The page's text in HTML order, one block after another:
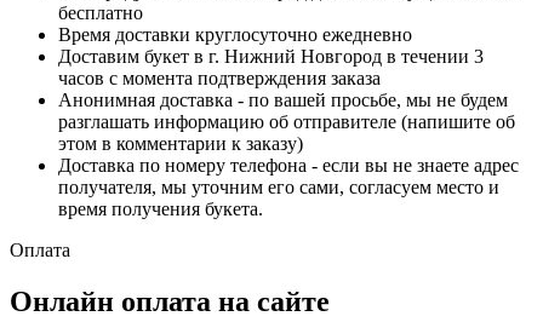
бесплатно
Время доставки круглосуточно ежедневно
Доставим букет в г. Нижний Новгород в течении 3
часов с момента подтверждения заказа
Анонимная доставка - по вашей просьбе, мы не будем
разглашать информацию об отправителе (напишите об
этом в комментарии к заказу)
Доставка по номеру телефона - если вы не знаете адрес
получателя, мы уточним его сами, согласуем место и
время получения букета.
Оплата
Онлайн оплата на сайте